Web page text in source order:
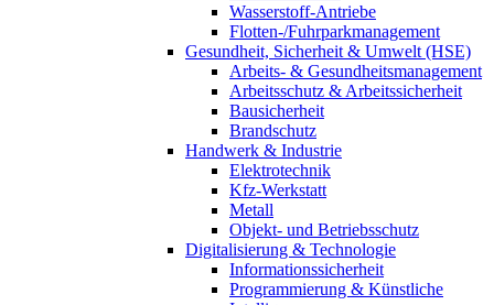
Wasserstoff-Antriebe
Flotten-/Fuhrparkmanagement
Gesundheit, Sicherheit & Umwelt (HSE)
Arbeits- & Gesundheitsmanagement
Arbeitsschutz & Arbeitssicherheit
Bausicherheit
Brandschutz
Handwerk & Industrie
Elektrotechnik
Kfz-Werkstatt
Metall
Objekt- und Betriebsschutz
Digitalisierung & Technologie
Informationssicherheit
Programmierung & Künstliche